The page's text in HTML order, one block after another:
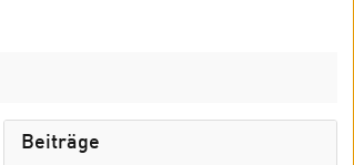
Beiträge